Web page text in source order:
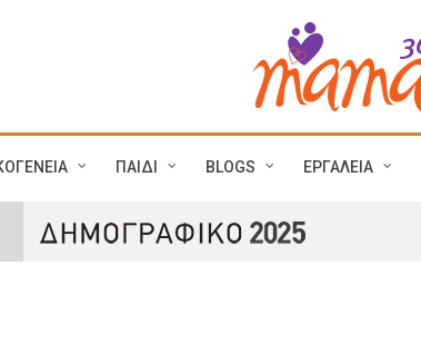
ΠΑΙΔΙ BLOGS ΕΡΓΑΛΕΙΑ